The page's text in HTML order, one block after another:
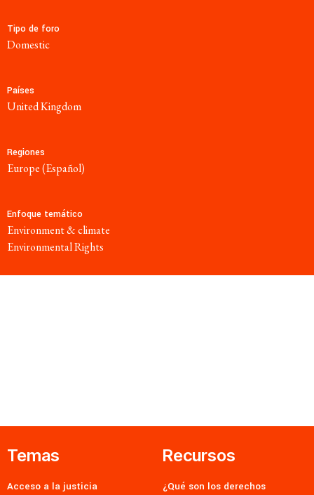
Tipo de foro
domestic
Países
United Kingdom
Regiones
Europe (Español)
Enfoque temático
Environment & climate
Environmental Rights
Temas
Acceso a la justicia
Recursos
¿Qué son los derechos